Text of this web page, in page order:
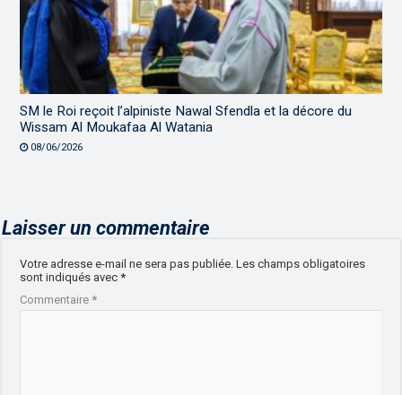
SM le Roi reçoit l’alpiniste Nawal Sfendla et la décore du
Wissam Al Moukafaa Al Watania
08/06/2026
Laisser un commentaire
Votre adresse e-mail ne sera pas publiée. Les champs obligatoires
sont indiqués avec*
Commentaire*